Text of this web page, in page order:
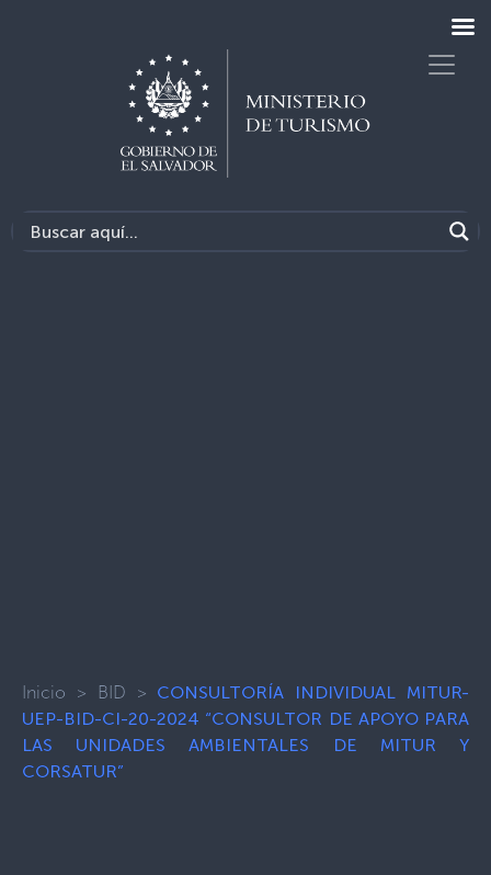
Inicio > BID > CONSULTORÍA INDIVIDUAL MITUR-
UEP-BID-CI-20-2024 “CONSULTOR DE APOYO PARA
LAS UNIDADES AMBIENTALES DE MITUR Y
CORSATUR”